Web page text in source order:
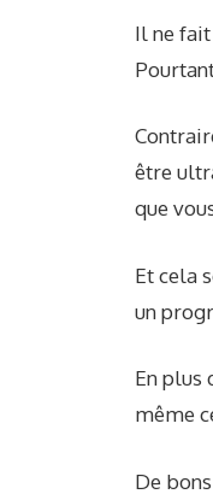
Il ne
être
que
Et cela
un
En plus
même
De